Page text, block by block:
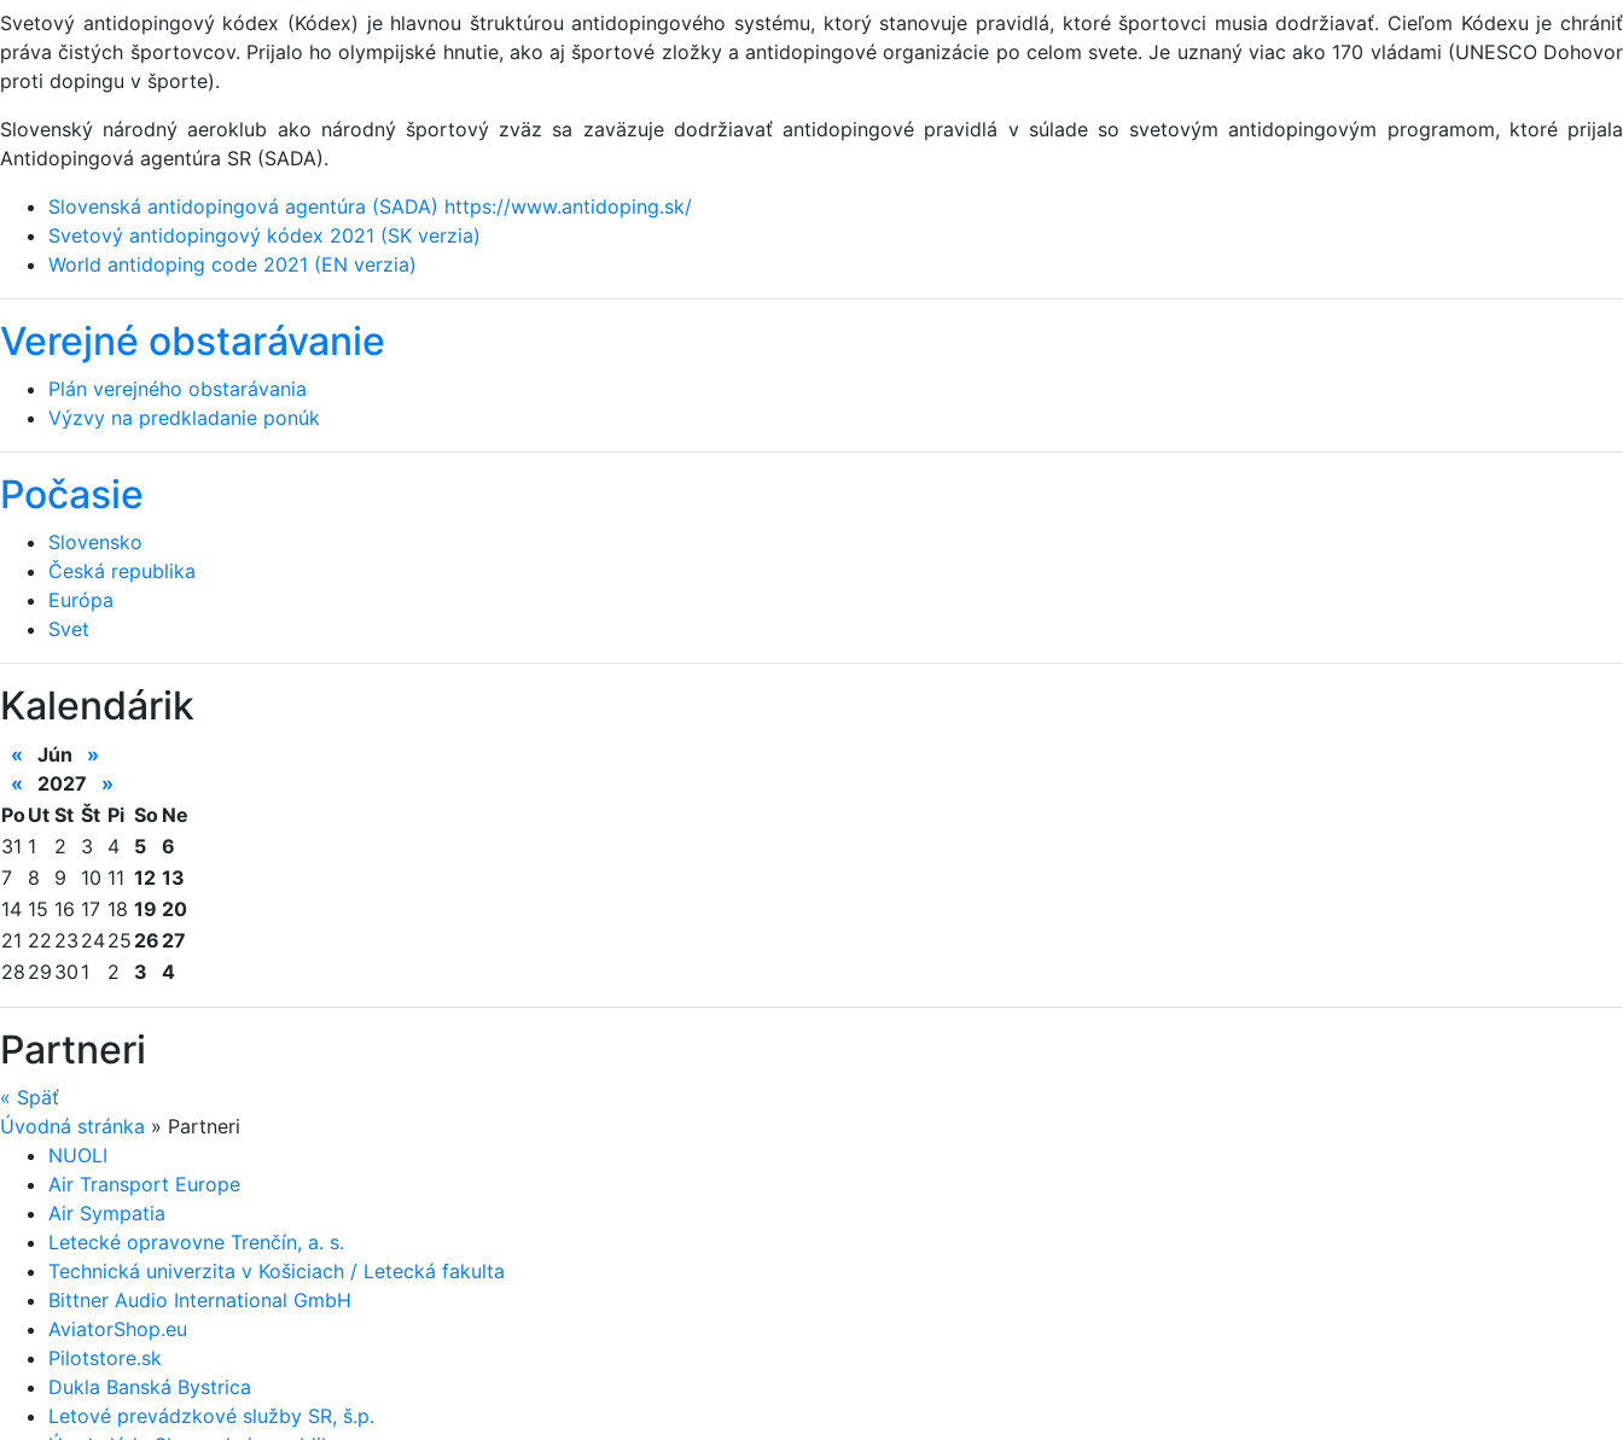
Svetový antidopingový kódex (Kódex) je hlavnou štruktúrou antidopingového systému, ktorý stanovuje pravidlá, ktoré športovci musia dodržiavať. Cieľom Kódexu je chrániť
práva čistých športovcov. Prijalo ho olympijské hnutie, ako aj športové zložky a antidopingové organizácie po celom svete. Je uznaný viac ako 170 vládami (UNESCO Dohovor
proti dopingu v športe).
Slovenský národný aeroklub ako národný športový zväz sa zaväzuje dodržiavať antidopingové pravidlá v súlade so svetovým antidopingovým programom, ktoré prijala
Antidopingová agentúra SR (SADA).
Slovenská antidopingová agentúra (SADA) https://www.antidoping.sk/
Svetový antidopingový kódex 2021 (SK verzia)
World antidoping code 2021 (EN verzia)
Verejné obstarávanie
Plán verejného obstarávania
Výzvy na predkladanie ponúk
Počasie
Slovensko
Česká republika
Európa
Svet
Kalendárik
« Jún
»
«
2027
»
PoUt St Št Pi So Ne
31 1 2 3 4 5
6
7
8 9 10 11 12 13
14 15 16 17 18 19 20
21 22 23 2425 26 27
28 29 30 1 2 3 4
Partneri
« Späť
Úvodná stránka » Partneri
NUOLI
Air Transport Europe
Air Sympatia
Letecké opravovne Trenčín, a. s.
Technická univerzita v Košiciach / Letecká fakulta
Bittner Audio International GmbH
AviatorShop.eu
Pilotstore.sk
Dukla Banská Bystrica
Letové prevádzkové služby SR, š.p.